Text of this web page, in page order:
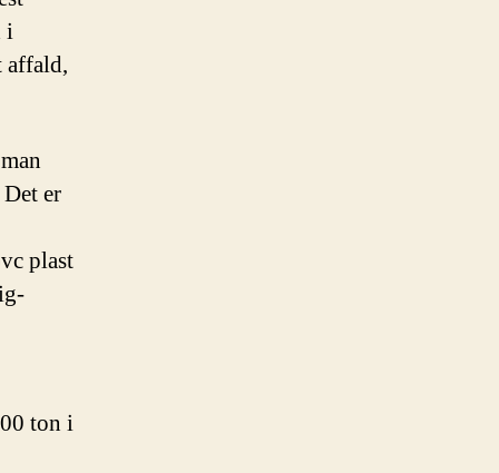
i
affald,
er
plast
ton i